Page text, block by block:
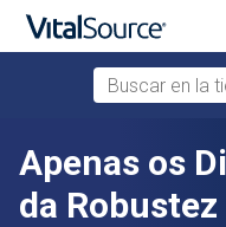
Saltar al contenido
Buscar en la
Apenas os
da